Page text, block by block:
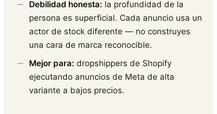
Debilidad honesta: la profundidad de la
persona es superficial. Cada anuncio usa un
actor de stock diferente — no construyes
una cara de marca reconocible.
Mejor para: dropshippers de Shopify
ejecutando anuncios de Meta de alta
variante a bajos precios.